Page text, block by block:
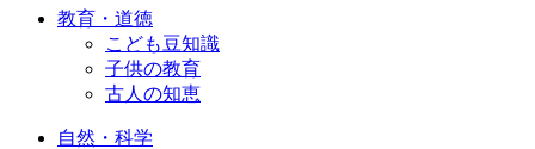
教育・道徳
こども豆知識
子供の教育
古人の知恵
自然・科学